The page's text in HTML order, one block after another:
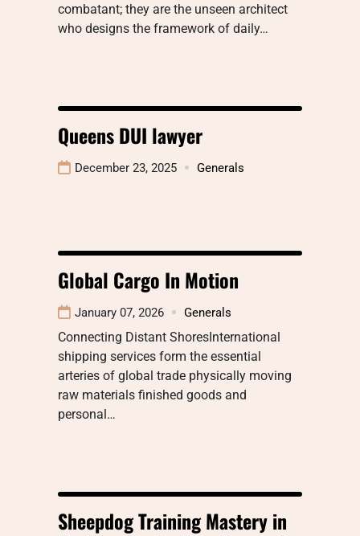
combatant; they are the unseen architect
who designs the framework of daily…
Queens DUI lawyer
December 23, 2025 Generals
Global Cargo In Motion
January 07, 2026 Generals
Connecting Distant ShoresInternational
shipping services form the essential
arteries of global trade physically moving
raw materials finished goods and
personal…
Sheepdog Training Mastery in